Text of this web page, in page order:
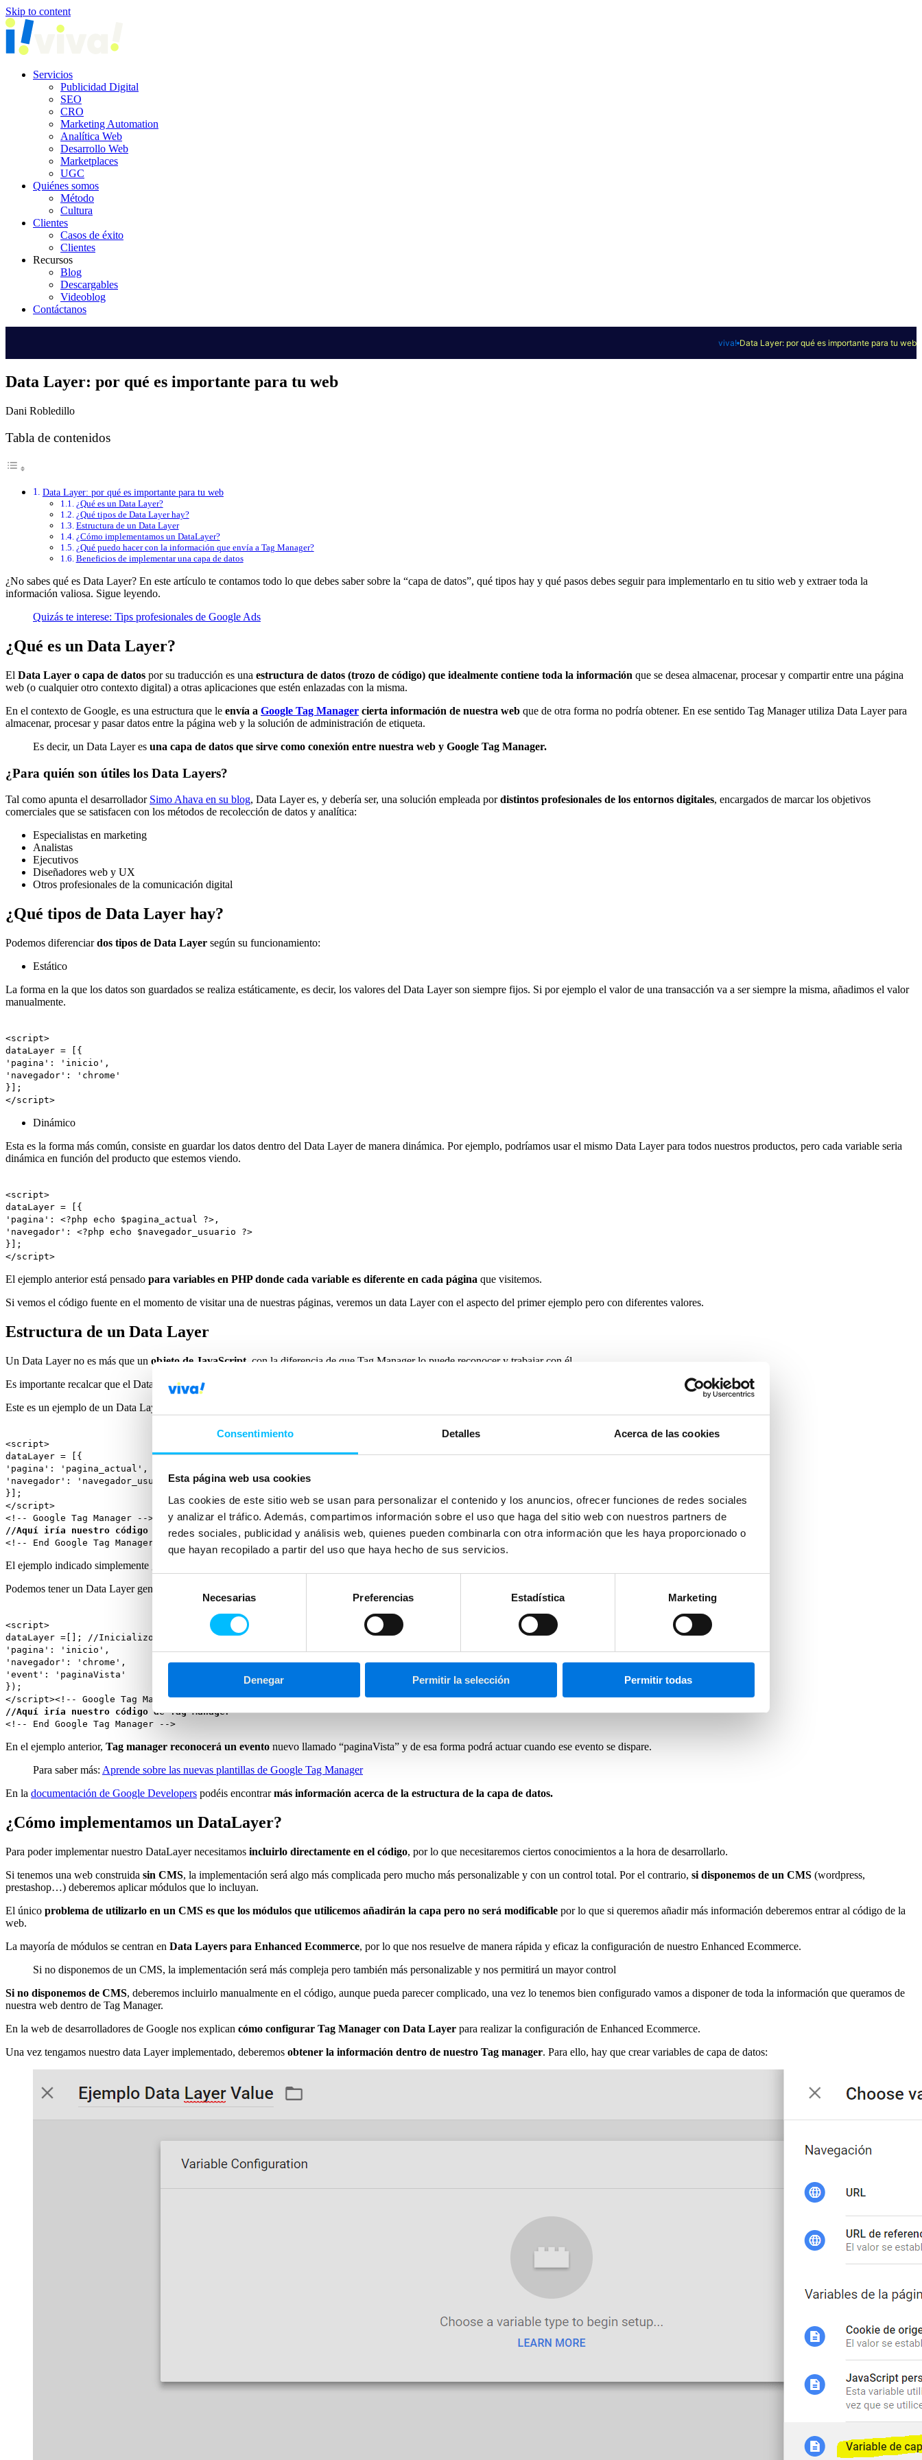
Consentimiento Detalles Acerca de las cookies
Esta página web usa cookies
Las cookies de este sitio web se usan para personalizar el contenido y los anuncios, ofrecer funciones de redes sociales
y analizar el tráfico. Además, compartimos información sobre el uso que haga del sitio web con nuestros partners de
redes sociales, publicidad y análisis web, quienes pueden combinarla con otra información que les haya proporcionado o
que hayan recopilado a partir del uso que haya hecho de sus servicios.
consentimiento
Necesarias Preferencias Estadística Marketing
Denegar Permitir la selección Permitir todas
Skip to content
Servicios
Publicidad Digital
SEO
CRO
Marketing Automation
Analítica Web
Desarrollo Web
Marketplaces
UGC
Quiénes somos
Método
Cultura
Clientes
Casos de éxito
Clientes
Recursos
Blog
Descargables
Videoblog
Contáctanos
viva! Data Layer: por qué es importante para tu web
Data Layer: por qué es importante para tu web
Dani Robledillo
Tabla de contenidos
Data Layer: por qué es importante para tu web
¿Qué es un Data Layer?
¿Qué tipos de Data Layer hay?
Estructura de un Data Layer
¿Cómo implementamos un DataLayer?
¿Qué puedo hacer con la información que envía a Tag Manager?
Beneficios de implementar una capa de datos
¿No sabes qué es Data Layer? En este artículo te contamos todo lo que debes saber sobre la “capa de datos”, qué tipos hay y qué pasos debes seguir para implementarlo en tu sitio web y extraer toda la
información valiosa. Sigue leyendo.
Quizás te interese: Tips profesionales de Google Ads
¿Qué es un Data Layer?
El Data Layer o capa de datos por su traducción es una estructura de datos (trozo de código) que idealmente contiene toda la información que se desea almacenar, procesar y compartir entre una página
web (o cualquier otro contexto digital) a otras aplicaciones que estén enlazadas con la misma.
En el contexto de Google, es una estructura que le envía a Google Tag Manager cierta información de nuestra web que de otra forma no podría obtener. En ese sentido Tag Manager utiliza Data Layer para
almacenar, procesar y pasar datos entre la página web y la solución de administración de etiqueta.
Es decir, un Data Layer es una capa de datos que sirve como conexión entre nuestra web y Google Tag Manager.
¿Para quién son útiles los Data Layers?
Tal como apunta el desarrollador Simo Ahava en su blog, Data Layer es, y debería ser, una solución empleada pordistintos profesionales de los entornos digitales, encargados de marcar los objetivos
comerciales que se satisfacen con los métodos de recolección de datos y analítica:
Especialistas en marketing
Analistas
Ejecutivos
Diseñadores web y UX
Otros profesionales de la comunicación digital
¿Qué tipos de Data Layer hay?
Podemos diferenciardos tipos de Data Layer según su funcionamiento:
Estático
La forma en la que los datos son guardados se realiza estáticamente, es decir, los valores del Data Layer son siempre fijos. Si por ejemplo el valor de una transacción va a ser siempre la misma, añadimos el valor
manualmente.
<script>
dataLayer = [{
'pagina': 'inicio',
'navegador': 'chrome'
}];
</script>
Dinámico
Esta es la forma más común, consiste en guardar los datos dentro del Data Layer de manera dinámica. Por ejemplo, podríamos usar el mismo Data Layer para todos nuestros productos, pero cada variable seria
dinámica en función del producto que estemos viendo.
<script>
dataLayer = [{
'pagina': <?php echo $pagina_actual ?>,
'navegador': <?php echo $navegador_usuario ?>
}];
</script>
El ejemplo anterior está pensado para variables en PHP donde cada variable es diferente en cada página que visitemos.
Si vemos el código fuente en el momento de visitar una de nuestras páginas, veremos un data Layer con el aspecto del primer ejemplo pero con diferentes valores.
Estructura de un Data Layer
Un Data Layer no es más que un objeto de JavaScript , con la diferencia de que Tag Manager lo puede reconocer y trabajar con él.
Es importante recalcar que el Data Layer debe estar
Este es un ejemplo de un Data Layer básico:
<script>
dataLayer = [{
'pagina': 'pagina_actual',
'navegador': 'navegador_usuario'
}];
</script>
<!-- Google Tag Manager -->
//Aquí iría nuestro código de Tag Manager
<!-- End Google Tag Manager -->
El ejemplo indicado simplemente guarda variables, pero
Podemos tener un Data Layer generado con valores estáticos y hacer uso de la
<script>
dataLayer =[]; //Inicializo el data Layer dataLayer.push({
'pagina': 'inicio',
'navegador': 'chrome',
'event': 'paginaVista'
});
</script><!-- Google Tag Manager -->
//Aquí iría nuestro código de Tag Manager
<!-- End Google Tag Manager -->
En el ejemplo anterior, Tag manager reconocerá un evento nuevo llamado “paginaVista” y de esa forma podrá actuar cuando ese evento se dispare.
Para saber más: Aprende sobre las nuevas plantillas de Google Tag Manager
En la documentación de Google Developers podéis encontrarmás información acerca de la estructura de la capa de datos.
¿Cómo implementamos un DataLayer?
Para poder implementar nuestro DataLayer necesitamos incluirlo directamente en el código, por lo que necesitaremos ciertos conocimientos a la hora de desarrollarlo.
Si tenemos una web construida sin CMS, la implementación será algo más complicada pero mucho más personalizable y con un control total. Por el contrario, si disponemos de un CMS (wordpress,
prestashop…) deberemos aplicar módulos que lo incluyan.
El único problema de utilizarlo en un CMS es que los módulos que utilicemos añadirán la capa pero no será modificable por lo que si queremos añadir más información deberemos entrar al código de la
web.
La mayoría de módulos se centran en Data Layers para Enhanced Ecommerce, por lo que nos resuelve de manera rápida y eficaz la configuración de nuestro Enhanced Ecommerce.
Si no disponemos de un CMS, la implementación será más compleja pero también más personalizable y nos permitirá un mayor control
Si no disponemos de CMS, deberemos incluirlo manualmente en el código, aunque pueda parecer complicado, una vez lo tenemos bien configurado vamos a disponer de toda la información que queramos de
nuestra web dentro de Tag Manager.
En la web de desarrolladores de Google nos explican cómo configurar Tag Manager con Data Layer para realizar la configuración de Enhanced Ecommerce.
Una vez tengamos nuestro data Layer implementado, deberemos obtener la información dentro de nuestro Tag manager. Para ello, hay que crear variables de capa de datos: